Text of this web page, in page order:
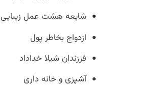
شایعه هشت عمل زیبایی
ازدواج بخاطر پول
فرزندان شیلا خداداد
آشپزی و خانه داری